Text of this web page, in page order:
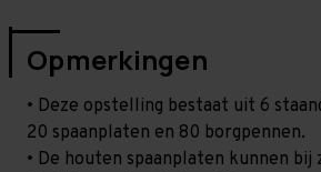
Opmerkingen
• Deze opstelling bestaat uit 6
20 spaanplaten en 80 borgpennen.
• De houten spaanplaten kunnen bij